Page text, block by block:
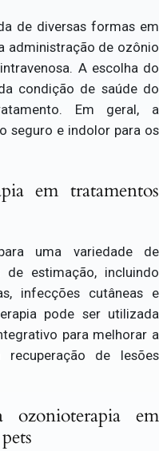
de diversas formas em
administração de ozônio
A escolha do
condição de saúde do
Em geral, a
seguro e indolor para os
em tratamentos
uma variedade de
estimação, incluindo
infecções cutâneas e
pode ser utilizada
para melhorar a
de lesões
ozonioterapia em